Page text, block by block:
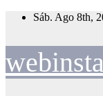
Saltar
Sáb. Ago 8th,